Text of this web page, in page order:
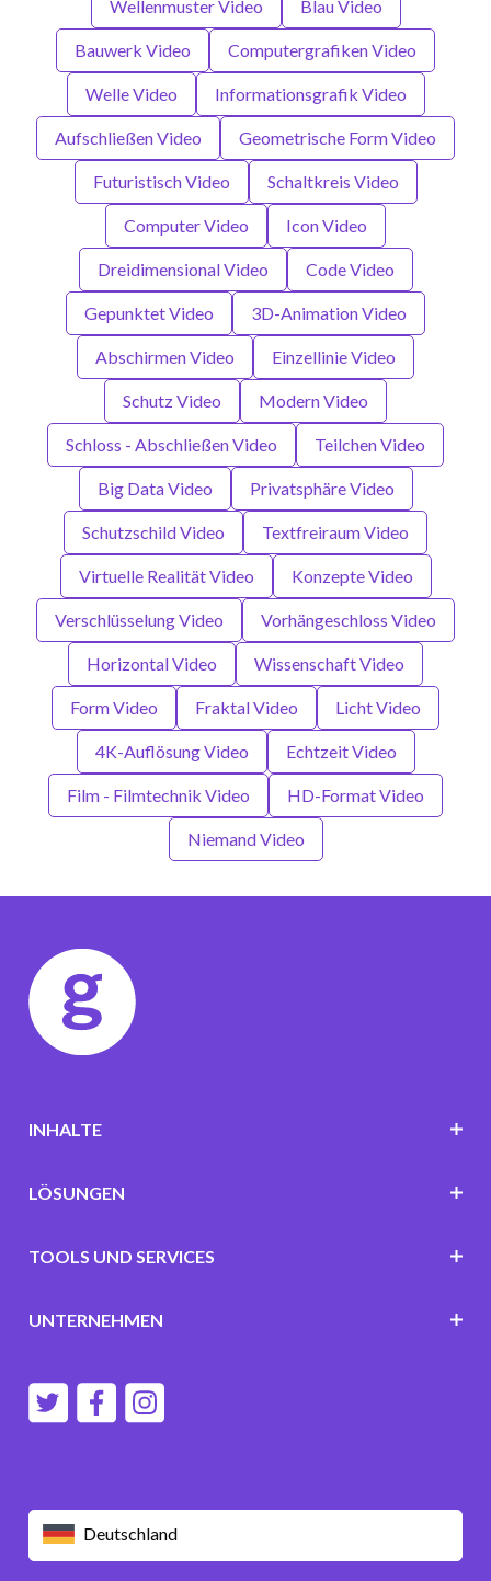
Wellenmuster Video Blau Video
Bauwerk Video Computergrafiken Video
Welle Video Informationsgrafik Video
Aufschließen Video Geometrische Form Video
Futuristisch Video Schaltkreis Video
Computer Video Icon Video
Dreidimensional Video Code Video
Gepunktet Video 3D-Animation Video
Abschirmen Video Einzellinie Video
Schutz Video Modern Video
Schloss - Abschließen Video Teilchen Video
Big Data Video Privatsphäre Video
Schutzschild Video Textfreiraum Video
Virtuelle Realität Video Konzepte Video
Verschlüsselung Video Vorhängeschloss Video
Horizontal Video Wissenschaft Video
Form Video Fraktal Video Licht Video
4K-Auflösung Video Echtzeit Video
Film - Filmtechnik Video HD-Format Video
Niemand Video
Deutschland
INHALTE
LÖSUNGEN
TOOLS UND SERVICES
UNTERNEHMEN